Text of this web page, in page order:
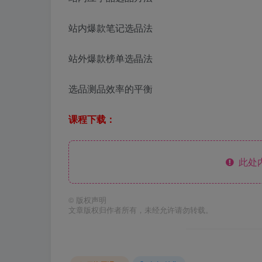
站内爆款笔记选品法
站外爆款榜单选晶法
选品测品效率的平衡
课程下载：
此处
© 版权声明
文章版权归作者所有，未经允许请勿转载。